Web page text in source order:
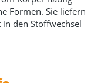
Formen. Sie liefern
den Stoffwechsel